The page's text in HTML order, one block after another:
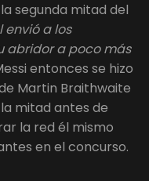
segunda mitad del
envió a los
abridor a poco más
entonces se hizo
Martin Braithwaite
mitad antes de
la red él mismo
en el concurso.